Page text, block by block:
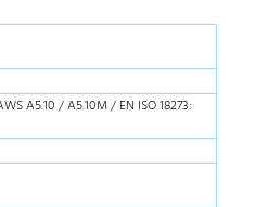
A5.10 / A5.10M / EN ISO 18273: